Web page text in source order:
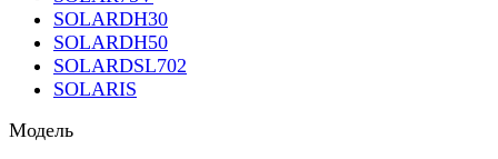
SOLARDH30
SOLARDH50
SOLARDSL702
SOLARIS
Модель